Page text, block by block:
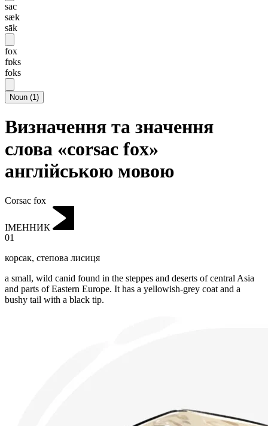
sac
sæk
sāk
fox
fɒks
foks
Noun (1)
Визначення та значення
слова «corsac fox»
англійською мовою
Corsac fox
ІМЕННИК
01
корсак, степова лисиця
a small, wild canid found in the steppes and deserts of central Asia
and parts of Eastern Europe. It has a yellowish-grey coat and a
bushy tail with a black tip.